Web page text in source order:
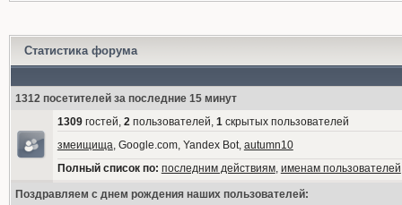
Статистика форума
1312 посетителей за последние 15 минут
1309гостей, 2пользователей, 1скрытых пользователей
змеищища, Google.com, Yandex Bot, autumn10
Полный список по: последним действиям, именам пользователей
Поздравляем с днем рождения наших пользователей: